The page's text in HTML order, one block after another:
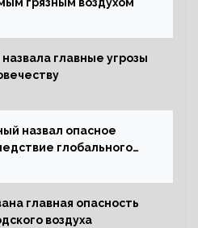
главные угрозы
назвал опасное
глобального
главная опасность
воздуха